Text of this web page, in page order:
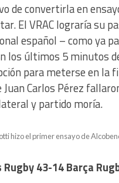
de convertirla en
El VRAC lograría su
español – como ya
los últimos 5 minutos
para meterse en la
Carlos Pérez
y partido moría.
hizo el primer ensayo de
43-14 Barça